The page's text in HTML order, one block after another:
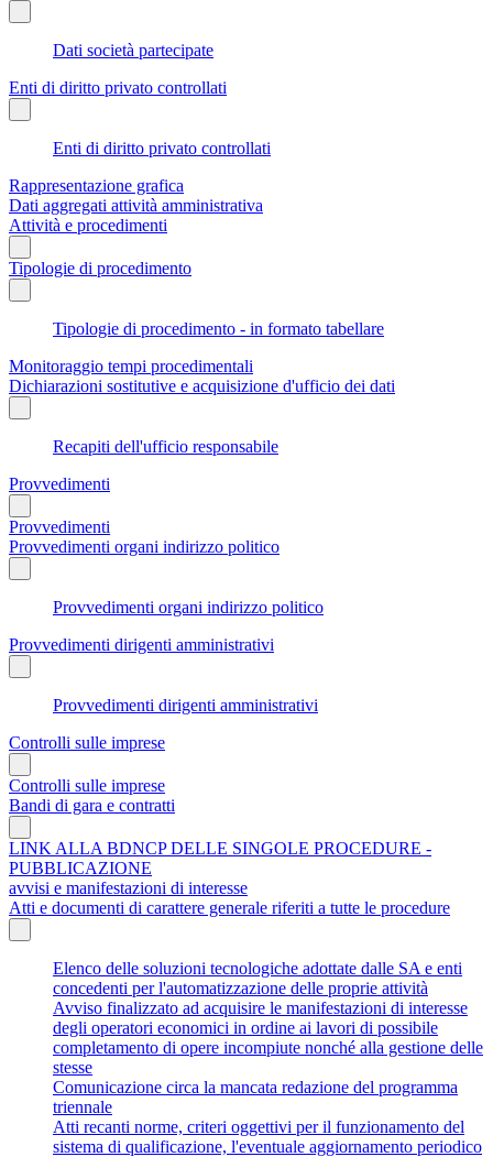
Dati società partecipate
Enti di diritto privato controllati
Enti di diritto privato controllati
Rappresentazione grafica
Dati aggregati attività amministrativa
Attività e procedimenti
Tipologie di procedimento
Tipologie di procedimento - in formato tabellare
Monitoraggio tempi procedimentali
Dichiarazioni sostitutive e acquisizione d'ufficio dei dati
Recapiti dell'ufficio responsabile
Provvedimenti
Provvedimenti
Provvedimenti organi indirizzo politico
Provvedimenti organi indirizzo politico
Provvedimenti dirigenti amministrativi
Provvedimenti dirigenti amministrativi
Controlli sulle imprese
Controlli sulle imprese
Bandi di gara e contratti
LINK ALLA BDNCP DELLE SINGOLE PROCEDURE -
PUBBLICAZIONE
avvisi e manifestazioni di interesse
Atti e documenti di carattere generale riferiti a tutte le procedure
Elenco delle soluzioni tecnologiche adottate dalle SA e enti
concedenti per l'automatizzazione delle proprie attività
Avviso finalizzato ad acquisire le manifestazioni di interesse
degli operatori economici in ordine ai lavori di possibile
completamento di opere incompiute nonché alla gestione delle
stesse
Comunicazione circa la mancata redazione del programma
triennale
Atti recanti norme, criteri oggettivi per il funzionamento del
sistema di qualificazione, l'eventuale aggiornamento periodico